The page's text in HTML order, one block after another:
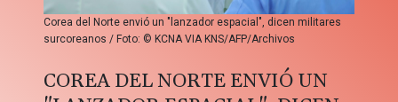
Corea del Norte envió un "lanzador espacial", dicen militares
surcoreanos / Foto: © KCNA VIA KNS/AFP/Archivos
COREA DEL NORTE ENVIÓ UN